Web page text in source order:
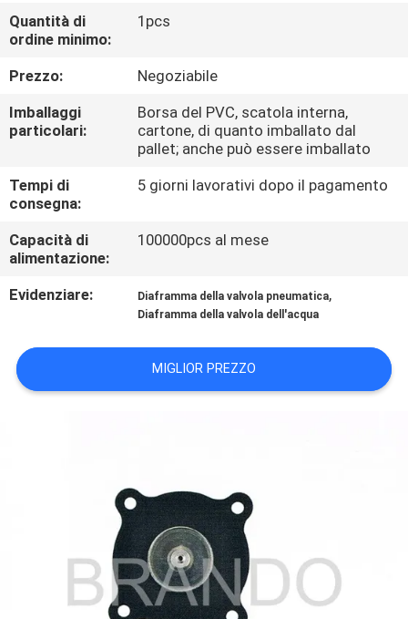
CONTROLLO
DELLA
QUALITÀ
CONTATTACI
CHIEDI UN
COMPANY
MAPPA
DEL
PRIVACY
Quantità di
ordine minimo:
1pcs
Prezzo:
Negoziabile
Imballaggi
particolari:
Borsa del PVC, scatola interna,
cartone, di quanto imballato dal
pallet; anche può essere imballato
Tempi di
consegna:
5 giorni lavorativi dopo il pagamento
Capacità di
alimentazione:
100000pcs al mese
Evidenziare: Diaframma della valvola pneumatica,
Diaframma della valvola dell'acqua
MIGLIOR PREZZO